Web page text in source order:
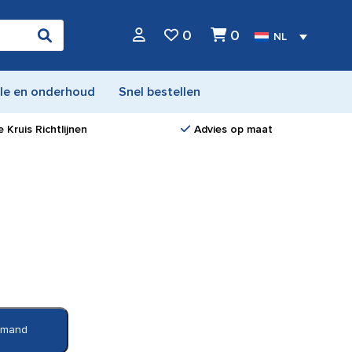
0 0 NL
en onderhoud Snel bestellen
Kruis Richtlijnen Advies op maat